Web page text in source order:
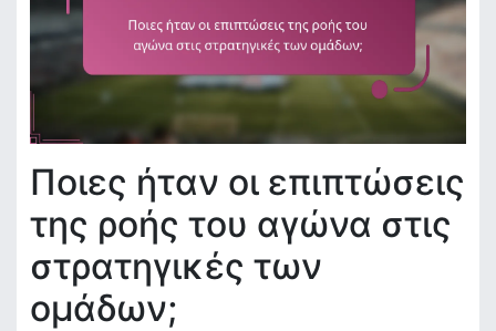
Ποιες ήταν οι επιπτώσεις
της ροής του αγώνα στις
στρατηγικές των
ομάδων;